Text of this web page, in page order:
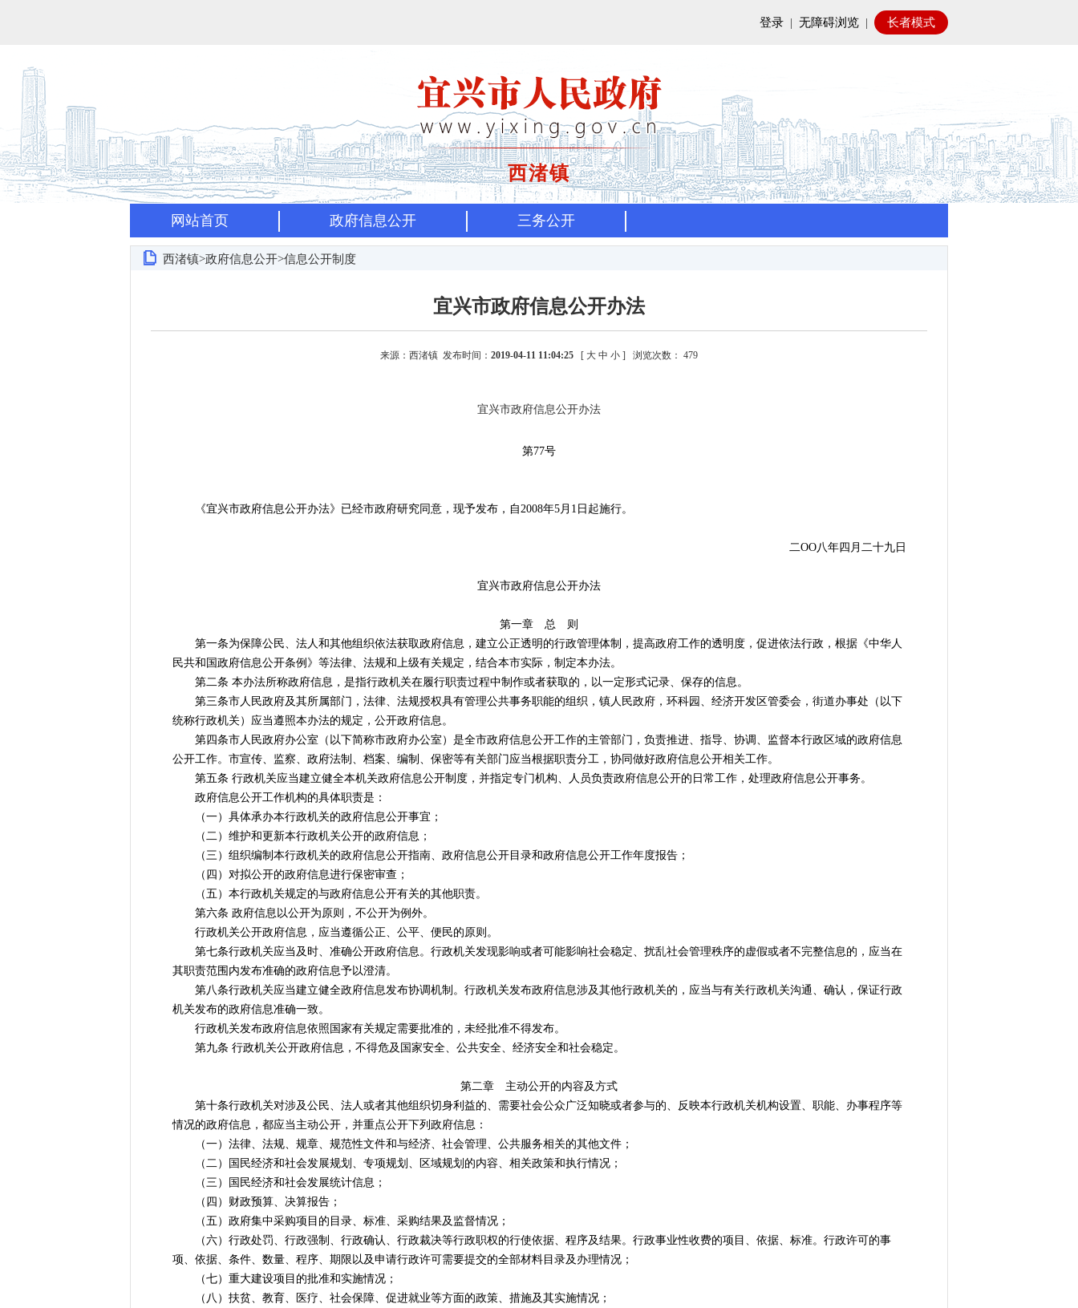
登录 | 无障碍浏览 | 长者模式
西渚镇
网站首页 政府信息公开 三务公开
西渚镇>政府信息公开>信息公开制度
宜兴市政府信息公开办法
来源：西渚镇 发布时间： 2019-04-11 11:04:25 [ 大 中 小 ] 浏览次数： 479
宜兴市政府信息公开办法
第77号
《宜兴市政府信息公开办法》已经市政府研究同意，现予发布，自2008年5月1日起施行。
二OO八年四月二十九日
宜兴市政府信息公开办法
第一章 总 则
第一条为保障公民、法人和其他组织依法获取政府信息，建立公正透明的行政管理体制，提高政府工作的透明度，促进依法行政，根据《中华人
民共和国政府信息公开条例》等法律、法规和上级有关规定，结合本市实际，制定本办法。
第二条 本办法所称政府信息，是指行政机关在履行职责过程中制作或者获取的，以一定形式记录、保存的信息。
第三条市人民政府及其所属部门，法律、法规授权具有管理公共事务职能的组织，镇人民政府，环科园、经济开发区管委会，街道办事处（以下
统称行政机关）应当遵照本办法的规定，公开政府信息。
第四条市人民政府办公室（以下简称市政府办公室）是全市政府信息公开工作的主管部门，负责推进、指导、协调、监督本行政区域的政府信息
公开工作。市宣传、监察、政府法制、档案、编制、保密等有关部门应当根据职责分工，协同做好政府信息公开相关工作。
第五条 行政机关应当建立健全本机关政府信息公开制度，并指定专门机构、人员负责政府信息公开的日常工作，处理政府信息公开事务。
政府信息公开工作机构的具体职责是：
（一）具体承办本行政机关的政府信息公开事宜；
（二）维护和更新本行政机关公开的政府信息；
（三）组织编制本行政机关的政府信息公开指南、政府信息公开目录和政府信息公开工作年度报告；
（四）对拟公开的政府信息进行保密审查；
（五）本行政机关规定的与政府信息公开有关的其他职责。
第六条 政府信息以公开为原则，不公开为例外。
行政机关公开政府信息，应当遵循公正、公平、便民的原则。
第七条行政机关应当及时、准确公开政府信息。行政机关发现影响或者可能影响社会稳定、扰乱社会管理秩序的虚假或者不完整信息的，应当在
其职责范围内发布准确的政府信息予以澄清。
第八条行政机关应当建立健全政府信息发布协调机制。行政机关发布政府信息涉及其他行政机关的，应当与有关行政机关沟通、确认，保证行政
机关发布的政府信息准确一致。
行政机关发布政府信息依照国家有关规定需要批准的，未经批准不得发布。
第九条 行政机关公开政府信息，不得危及国家安全、公共安全、经济安全和社会稳定。
第二章 主动公开的内容及方式
第十条行政机关对涉及公民、法人或者其他组织切身利益的、需要社会公众广泛知晓或者参与的、反映本行政机关机构设置、职能、办事程序等
情况的政府信息，都应当主动公开，并重点公开下列政府信息：
（一）法律、法规、规章、规范性文件和与经济、社会管理、公共服务相关的其他文件；
（二）国民经济和社会发展规划、专项规划、区域规划的内容、相关政策和执行情况；
（三）国民经济和社会发展统计信息；
（四）财政预算、决算报告；
（五）政府集中采购项目的目录、标准、采购结果及监督情况；
（六）行政处罚、行政强制、行政确认、行政裁决等行政职权的行使依据、程序及结果。行政事业性收费的项目、依据、标准。行政许可的事
项、依据、条件、数量、程序、期限以及申请行政许可需要提交的全部材料目录及办理情况；
（七）重大建设项目的批准和实施情况；
（八）扶贫、教育、医疗、社会保障、促进就业等方面的政策、措施及其实施情况；